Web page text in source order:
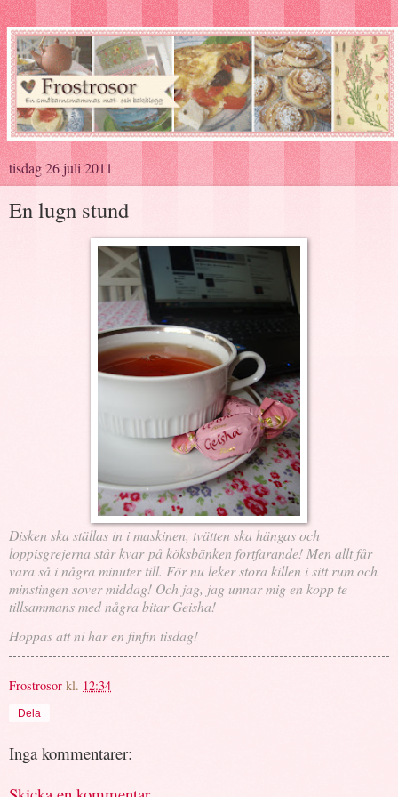
tisdag 26 juli 2011
En lugn stund
Disken ska ställas in i maskinen, tvätten ska hängas och
loppisgrejerna står kvar på köksbänken fortfarande! Men allt får
vara så i några minuter till. För nu leker stora killen i sitt rum och
minstingen sover middag! Och jag, jag unnar mig en kopp te
tillsammans med några bitar Geisha!
Hoppas att ni har en finfin tisdag!
Frostrosor kl. 12:34
Dela
Inga kommentarer: